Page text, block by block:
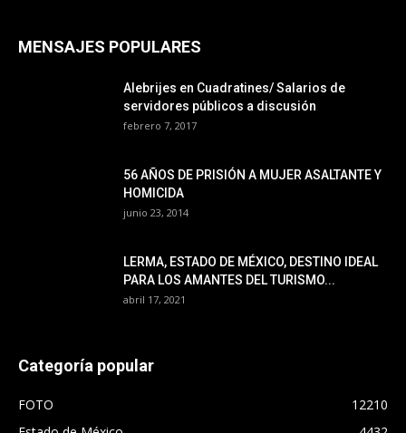
MENSAJES POPULARES
Alebrijes en Cuadratines/ Salarios de
servidores públicos a discusión
febrero 7, 2017
56 AÑOS DE PRISIÓN A MUJER ASALTANTE Y
HOMICIDA
junio 23, 2014
LERMA, ESTADO DE MÉXICO, DESTINO IDEAL
PARA LOS AMANTES DEL TURISMO...
abril 17, 2021
Categoría popular
FOTO
12210